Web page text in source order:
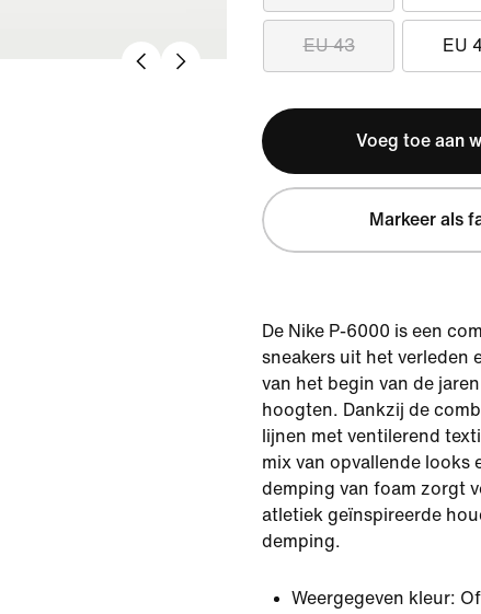
EU 43 EU
Voeg toe aan
Markeer als
De Nike P-6000 is een
sneakers uit het verleden
van het begin van de
hoogten. Dankzij de
lijnen met ventilerend
mix van opvallende looks
demping van foam zorgt
atletiek geïnspireerde
demping.
Weergegeven kleur: